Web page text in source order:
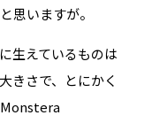
思いますが。
生えているものは
きさで、とにかく